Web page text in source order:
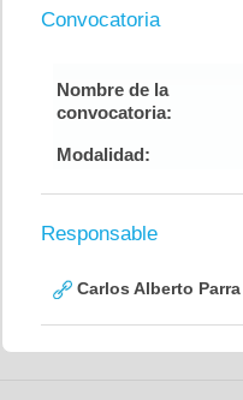
Convocatoria
Nombre de la
convocatoria:
Modalidad:
Responsable
Carlos Alberto